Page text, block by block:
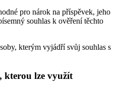
pro nárok na příspěvek, jeho
souhlas k ověření těchto
kterým vyjádří svůj souhlas s
kterou lze využít